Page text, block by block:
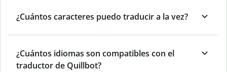
¿Cuántos caracteres puedo traducir a la vez?
¿Cuántos idiomas son compatibles con el
traductor de Quillbot?